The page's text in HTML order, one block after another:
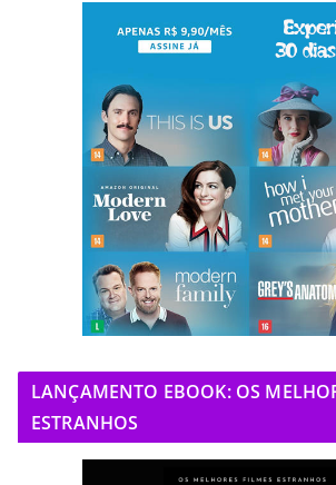
LANÇAMENTO EBOOK: OS
ESTRANHOS